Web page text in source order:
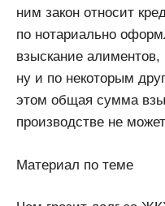
ним закон относит
по нотариально
взыскание
ну и по некоторым
этом общая сумма
производстве не
Материал по теме